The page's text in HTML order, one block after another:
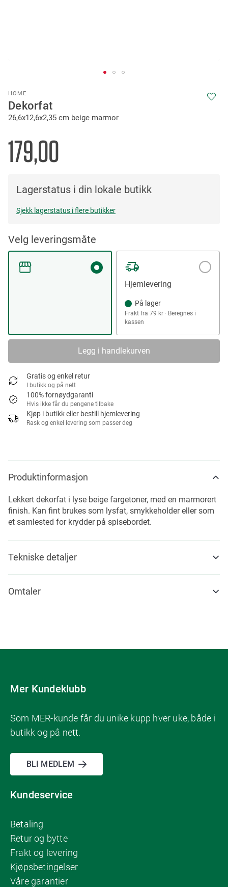
HOME
Dekorfat
26,6x12,6x2,35 cm beige marmor
179,00
Lagerstatus i din lokale butikk
Sjekk lagerstatus i flere butikker
Velg leveringsmåte
Hjemlevering
På lager
Frakt fra 79 kr · Beregnes i
kassen
Legg i handlekurven
Gratis og enkel retur
I butikk og på nett
100% fornøydgaranti
Hvis ikke får du pengene tilbake
Kjøp i butikk eller bestill hjemlevering
Rask og enkel levering som passer deg
to
the
beginning
the
images
gallery
Produktinformasjon
Lekkert dekorfat i lyse beige fargetoner, med en marmorert
finish. Kan fint brukes som lysfat, smykkeholder eller som
et samlested for krydder på spisebordet.
Tekniske detaljer
Omtaler
Mer Kundeklubb
Som MER-kunde får du unike kupp hver uke, både i
butikk og på nett.
BLI MEDLEM
Kundeservice
Betaling
Retur og bytte
Frakt og levering
Kjøpsbetingelser
Våre garantier